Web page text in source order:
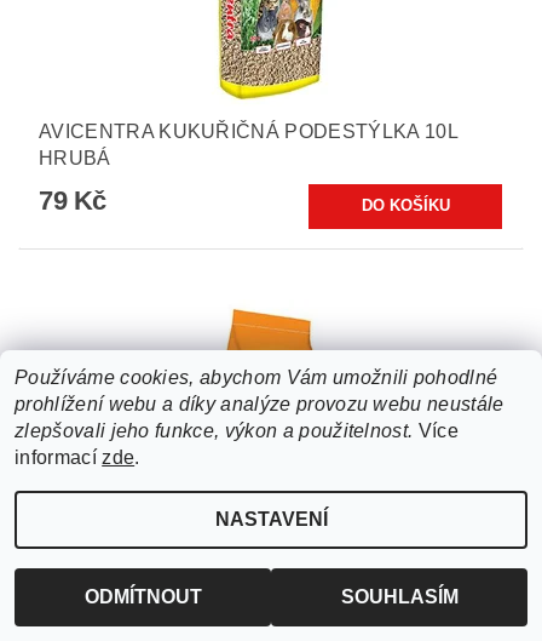
AVICENTRA KUKUŘIČNÁ PODESTÝLKA 10L
HRUBÁ
79 Kč
AVICENTRA KUKUŘIČNÁ PODESTÝLKA 10L
Používáme cookies, abychom Vám umožnili pohodlné
prohlížení webu a díky analýze provozu webu neustále
zlepšovali jeho funkce, výkon a použitelnost. Více
informacízde.
NASTAVENÍ
ODMÍTNOUT SOUHLASÍM